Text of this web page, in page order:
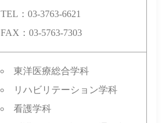
TEL：03-3763-6621
FAX：03-5763-7303
東洋医療総合学科
リハビリテーション学科
看護学科